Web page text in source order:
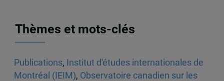
Thèmes et mots-clés
Publications, Institut d'études internationales de
Montréal (IEIM), Observatoire canadien sur les